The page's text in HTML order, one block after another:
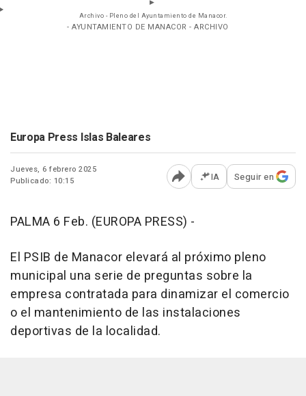
Archivo - Pleno del Ayuntamiento de Manacor.
- AYUNTAMIENTO DE MANACOR - ARCHIVO
Europa Press Islas Baleares
Jueves, 6 febrero 2025
Publicado: 10:15
Abrir opciones para
IA Seguir en
PALMA 6 Feb. (EUROPA PRESS) -
El PSIB de Manacor elevará al próximo pleno
municipal una serie de preguntas sobre la
empresa contratada para dinamizar el comercio
o el mantenimiento de las instalaciones
deportivas de la localidad.